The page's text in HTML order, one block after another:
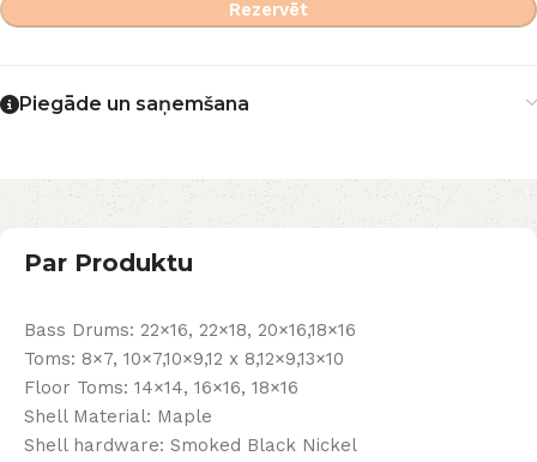
Rezervēt
Piegāde un saņemšana
Par Produktu
Bass Drums: 22×16, 22×18, 20×16,18×16
Toms: 8×7, 10×7,10×9,12 x 8,12×9,13×10
Floor Toms: 14×14, 16×16, 18×16
Shell Material: Maple
Shell hardware: Smoked Black Nickel